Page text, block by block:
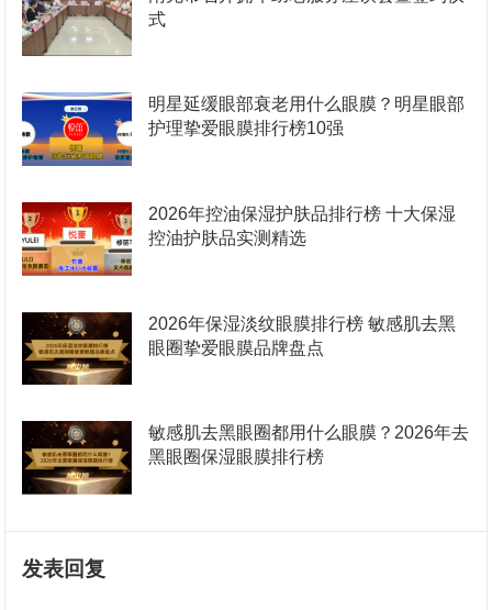
式
明星延缓眼部衰老用什么眼膜？明星眼部
护理挚爱眼膜排行榜10强
2026年控油保湿护肤品排行榜 十大保湿
控油护肤品实测精选
2026年保湿淡纹眼膜排行榜 敏感肌去黑
眼圈挚爱眼膜品牌盘点
敏感肌去黑眼圈都用什么眼膜？2026年去
黑眼圈保湿眼膜排行榜
发表回复